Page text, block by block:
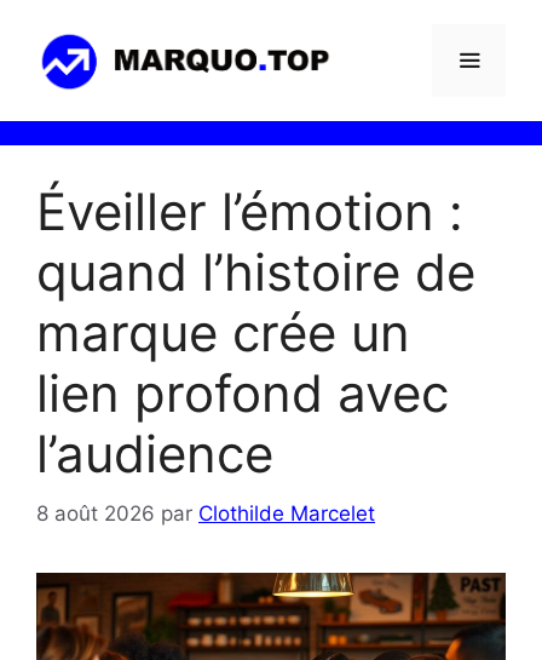
contenu
Éveiller l’émotion :
quand l’histoire de
marque crée un
lien profond avec
l’audience
8 août 2026 par Clothilde Marcelet